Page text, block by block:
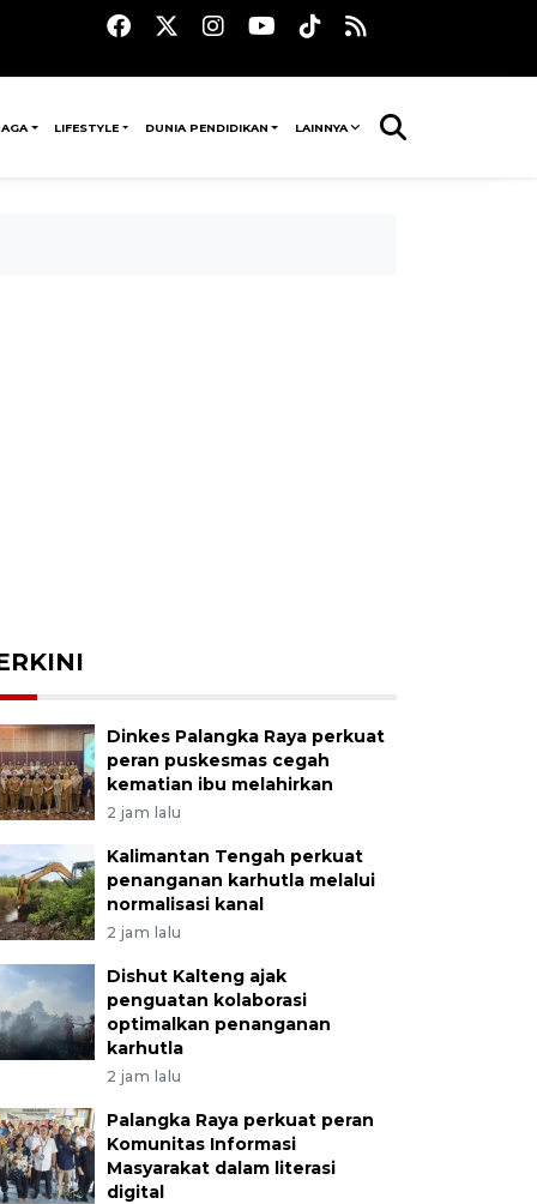
LIFESTYLE DUNIA PENDIDIKAN LAINNYA
Dinkes Palangka Raya perkuat
peran puskesmas cegah
kematian ibu melahirkan
2 jam lalu
Kalimantan Tengah perkuat
penanganan karhutla melalui
normalisasi kanal
2 jam lalu
Dishut Kalteng ajak
penguatan kolaborasi
optimalkan penanganan
karhutla
2 jam lalu
Palangka Raya perkuat peran
Komunitas Informasi
Masyarakat dalam literasi
digital